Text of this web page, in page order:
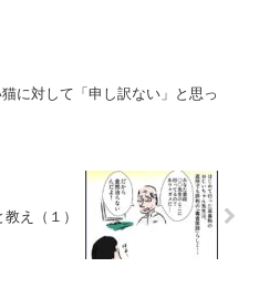
に対して「申し訳ない」と思っ
え（１）